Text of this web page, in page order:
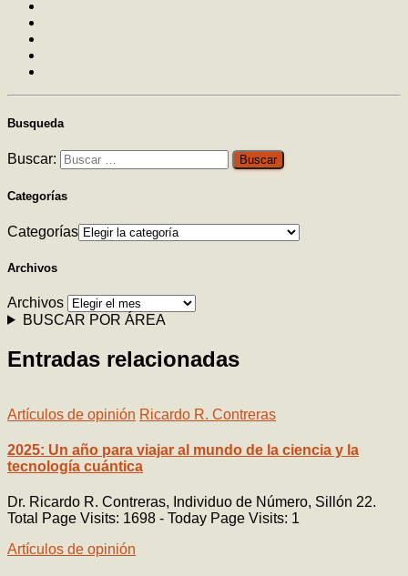
Busqueda
Buscar:
Categorías
Categorías
Archivos
Archivos
BUSCAR POR ÁREA
Entradas relacionadas
Artículos de opinión Ricardo R. Contreras
2025: Un año para viajar al mundo de la ciencia y la
tecnología cuántica
Dr. Ricardo R. Contreras, Individuo de Número, Sillón 22.
Total Page Visits: 1698 - Today Page Visits: 1
Artículos de opinión